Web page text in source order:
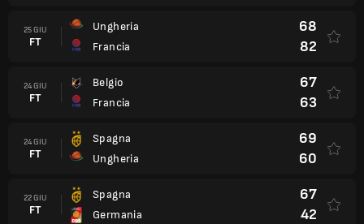
25 GIU
FT
Ungheria
Francia
68
82
24 GIU
FT
Belgio
Francia
67
63
24 GIU
FT
Spagna
Ungheria
69
60
22 GIU
FT
Spagna
Germania
67
42